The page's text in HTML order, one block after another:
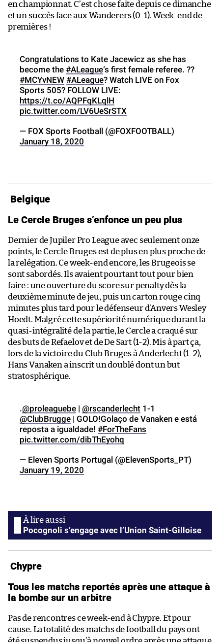
en championnat. C’est chose faite depuis ce dimanche
et un succès face aux Wanderers (0-1). Week-end de
premières !
Congratulations to Kate Jacewicz as she has
become the #ALeague‘s first female referee. ??
#MCYvNEW #ALeague? Watch LIVE on Fox
Sports 505? FOLLOW LIVE:
https://t.co/AQPFqKLqlH
pic.twitter.com/LV6UeSrSTX
— FOX Sports Football (@FOXFOOTBALL)
January 18, 2020
Belgique
Le Cercle Bruges s’enfonce un peu plus
Dernier de Jupiler Pro League avec seulement onze
points, le Cercle Bruges est de plus en plus proche de
la relégation. Ce week-end encore, les Brugeois se
sont sabordés. Ils avaient pourtant tout pour bien
faire : une ouverture du score sur penalty dès la
deuxième minute de jeu, puis un carton rouge cinq
minutes plus tard pour le défenseur d’Anvers Wesley
Hoedt. Malgré cette supériorité numérique durant la
quasi-intégralité de la partie, le Cercle a craqué sur
des buts de Refaelov et de De Sart (1-2). Mis à part ça,
lors de la victoire du Club Bruges à Anderlecht (1-2),
Hans Vanaken a inscrit un doublé dont un but
stratosphérique.
.@proleaguebe | @rscanderlecht 1-1
@ClubBrugge | GOLO!Golaço de Vanaken e está
reposta a igualdade! #ForTheFans
pic.twitter.com/dibThEyohq
— Eleven Sports Portugal (@ElevenSports_PT)
January 19, 2020
Pocognoli s’engage avec l’Union Saint-Gilloise
Chypre
Tous les matchs reportés après une attaque à
la bombe sur un arbitre
Pas de rencontres ce week-end à Chypre. Et pour
cause. La totalité des matchs de football du pays ont